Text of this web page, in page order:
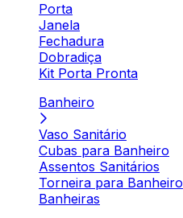
Porta
Janela
Fechadura
Dobradiça
Kit Porta Pronta
Banheiro
Vaso Sanitário
Cubas para Banheiro
Assentos Sanitários
Torneira para Banheiro
Banheiras